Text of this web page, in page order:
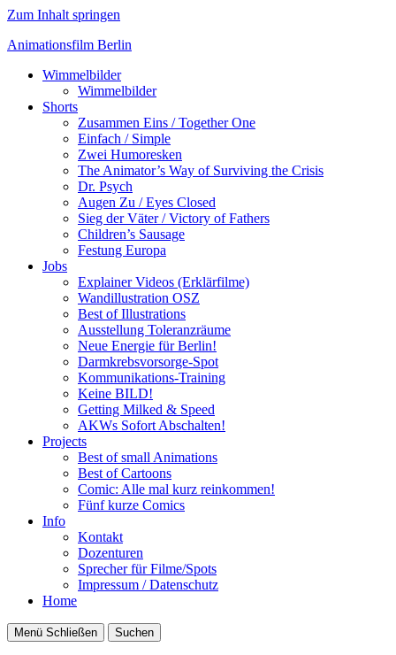
Zum Inhalt springen
Animationsfilm Berlin
Wimmelbilder
Wimmelbilder
Shorts
Zusammen Eins / Together One
Einfach / Simple
Zwei Humoresken
The Animator’s Way of Surviving the Crisis
Dr. Psych
Augen Zu / Eyes Closed
Sieg der Väter / Victory of Fathers
Children’s Sausage
Festung Europa
Jobs
Explainer Videos (Erklärfilme)
Wandillustration OSZ
Best of Illustrations
Ausstellung Toleranzräume
Neue Energie für Berlin!
Darmkrebsvorsorge-Spot
Kommunikations-Training
Keine BILD!
Getting Milked & Speed
AKWs Sofort Abschalten!
Projects
Best of small Animations
Best of Cartoons
Comic: Alle mal kurz reinkommen!
Fünf kurze Comics
Info
Kontakt
Dozenturen
Sprecher für Filme/Spots
Impressum / Datenschutz
Home
Menü Schließen Suchen